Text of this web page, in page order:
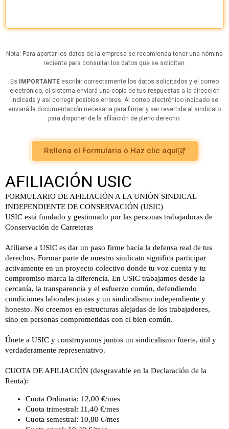
Nota: Para aportar los datos de la empresa se recomienda tener una nómina
reciente para consultar los datos que se solicitan.
Es IMPORTANTE escribir correctamente los datos solicitados y el correo
electrónico, el sistema enviará una copia de tus respuestas a la dirección
indicada y así corregir posibles errores. Al correo electrónico indicado se
enviará la documentación necesaria para firmar y ser revertida al sindicato
para disponer de la afiliación de pleno derecho.
Rellena el Formulario o Haz clic aquí